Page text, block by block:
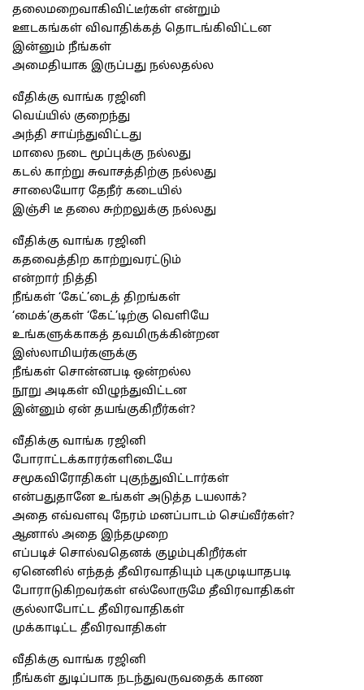
தலைமறைவாகிவிட்டீர்கள் என்றும்
ஊடகங்கள் விவாதிக்கத் தொடங்கிவிட்டன
இன்னும் நீங்கள்
அமைதியாக இருப்பது நல்லதல்ல
வீதிக்கு வாங்க ரஜினி
வெய்யில் குறைந்து
அந்தி சாய்ந்துவிட்டது
மாலை நடை மூப்புக்கு நல்லது
கடல் காற்று சுவாசத்திற்கு நல்லது
சாலையோர தேநீர் கடையில்
இஞ்சி டீ தலை சுற்றலுக்கு நல்லது
வீதிக்கு வாங்க ரஜினி
கதவைத்திற காற்றுவரட்டும்
என்றார் நித்தி
நீங்கள் ‘கேட்’டைத் திறங்கள்
‘மைக்’குகள் ‘கேட்’டிற்கு வெளியே
உங்களுக்காகத் தவமிருக்கின்றன
இஸ்லாமியர்களுக்கு
நீங்கள் சொன்னபடி ஒன்றல்ல
நூறு அடிகள் விழுந்துவிட்டன
இன்னும் ஏன் தயங்குகிறீர்கள்?
வீதிக்கு வாங்க ரஜினி
போராட்டக்காரர்களிடையே
சமூகவிரோதிகள் புகுந்துவிட்டார்கள்
என்பதுதானே உங்கள் அடுத்த டயலாக்?
அதை எவ்வளவு நேரம் மனப்பாடம் செய்வீர்கள்?
ஆனால் அதை இந்தமுறை
எப்படிச் சொல்வதெனக் குழம்புகிறீர்கள்
ஏனெனில் எந்தத் தீவிரவாதியும் புகமுடியாதபடி
போராடுகிறவர்கள் எல்லோருமே தீவிரவாதிகள்
குல்லாபோட்ட தீவிரவாதிகள்
முக்காடிட்ட தீவிரவாதிகள்
வீதிக்கு வாங்க ரஜினி
நீங்கள் துடிப்பாக நடந்துவருவதைக் காண